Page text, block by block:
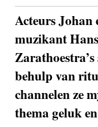
Acteurs
muzikant
behulp van
channelen ze
thema geluk